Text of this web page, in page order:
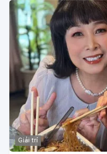
Giải trí